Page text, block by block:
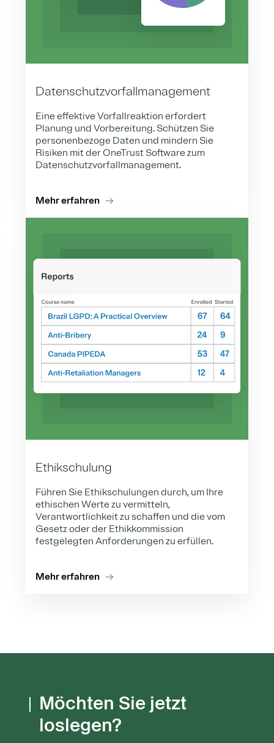
Datenschutzvorfallmanagement
Eine effektive Vorfallreaktion erfordert
Planung und Vorbereitung. Schützen Sie
personenbezoge Daten und mindern Sie
Risiken mit der OneTrust Software zum
Datenschutzvorfallmanagement.
Mehr erfahren
Ethikschulung
Führen Sie Ethikschulungen durch, um Ihre
ethischen Werte zu vermitteln,
Verantwortlichkeit zu schaffen und die vom
Gesetz oder der Ethikkommission
festgelegten Anforderungen zu erfüllen.
Mehr erfahren
Möchten Sie jetzt
loslegen?